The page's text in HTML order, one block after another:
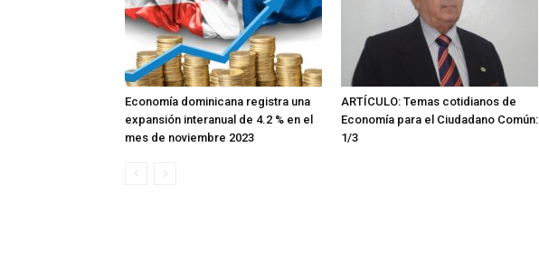
Economía dominicana registra una
expansión interanual de 4.2 % en el
mes de noviembre 2023
ARTÍCULO: Temas cotidianos de
Economía para el Ciudadano Común:
1/3